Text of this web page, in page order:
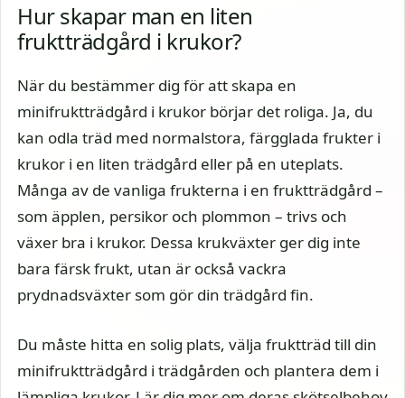
Hur skapar man en liten
fruktträdgård i krukor?
När du bestämmer dig för att skapa en
minifruktträdgård i krukor börjar det roliga. Ja, du
kan odla träd med normalstora, färgglada frukter i
krukor i en liten trädgård eller på en uteplats.
Många av de vanliga frukterna i en fruktträdgård –
som äpplen, persikor och plommon – trivs och
växer bra i krukor. Dessa krukväxter ger dig inte
bara färsk frukt, utan är också vackra
prydnadsväxter som gör din trädgård fin.
Du måste hitta en solig plats, välja fruktträd till din
minifruktträdgård i trädgården och plantera dem i